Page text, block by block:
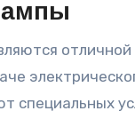
специальных